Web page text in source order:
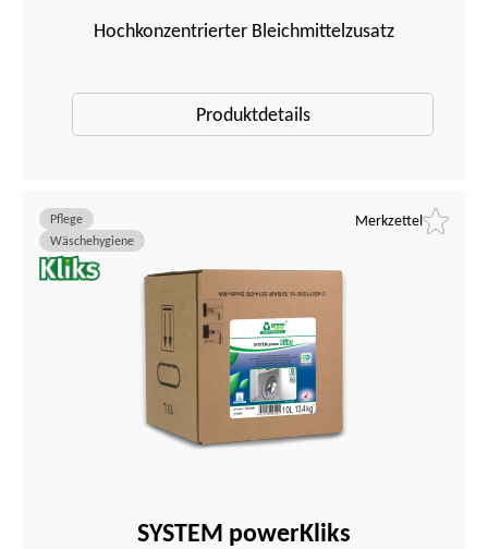
Hochkonzentrierter Bleichmittelzusatz
Produktdetails
Merkzettel
SYSTEM powerKliks
Pflege
Wäschehygiene